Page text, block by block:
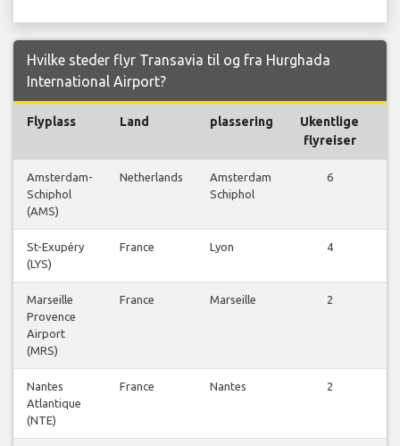
Hvilke steder flyr Transavia til og fra Hurghada
International Airport?
Flyplass Land plassering
Ukentlige
flyreiser
Amsterdam-
Schiphol
(AMS)
Netherlands
Amsterdam
Schiphol
6
St-Exupéry
(LYS)
France Lyon
4
Marseille
Provence
Airport
(MRS)
France Marseille
2
Nantes
Atlantique
(NTE)
France Nantes
2